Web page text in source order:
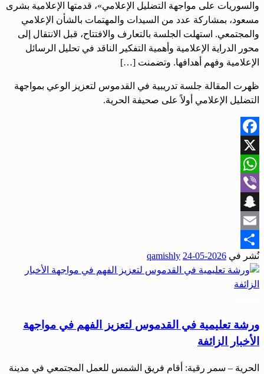
والسوريات على مواجهة التضليل الإعلامي»، قدمتها الإعلامية بشرى
مسعود، بمشاركة عدد من السيدات والمهتمات بالشأن الإعلامي
والمجتمعي. استهلت الجلسة بالتعارف والافتتاح، قبل الانتقال إلى
محور الدراية الإعلامية وأهمية التفكير الناقد في تحليل الرسائل
الإعلامية وفهم أهدافها. وتضمنت […]
ظهرت المقالة جلسة تدريبية في القدموس لتعزيز الوعي بمواجهة
التضليل الإعلامي أولاً على صحيفة الحرية.
Facebook
X
WhatsApp
Viber
Snapchat
Email
Share
نُشر في 2026-05-24
qamishly
ورشة تعليمية في القدموس لتعزيز الفهم في مواجهة
الأخبار الزائفة
الحرية – سمر رقية: أقام فريق الشمس للعمل المجتمعي في مدينة